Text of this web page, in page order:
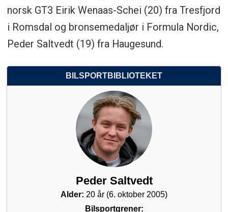
norsk GT3 Eirik Wenaas-Schei (20) fra Tresfjord
i Romsdal og bronsemedaljør i Formula Nordic,
Peder Saltvedt (19) fra Haugesund.